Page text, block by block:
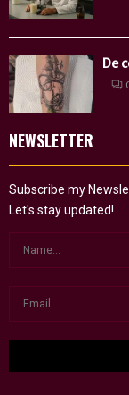
De
NEWSLETTER
Subscribe my
Let's stay updated!